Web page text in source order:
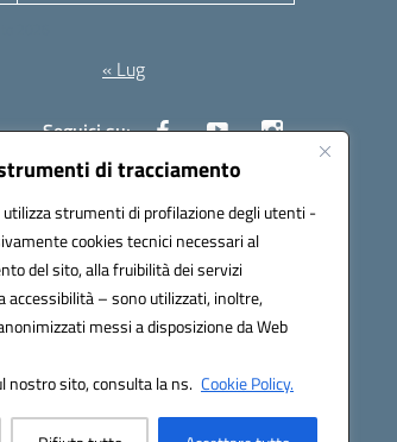
di tracciamento
strumenti di profilazione degli utenti -
cookies tecnici necessari al
del sito, alla fruibilità dei servizi
accessibilità – sono utilizzati, inoltre,
messi a disposizione da Web
nostro sito, consulta la ns. Cookie Policy.
« Lug
Seguici su: